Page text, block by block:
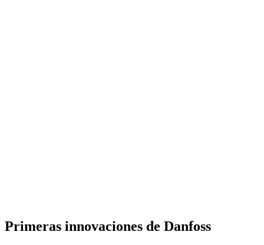
Primeras innovaciones de Danfoss